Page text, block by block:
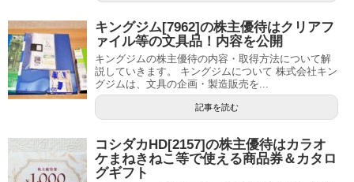
キングジム[7962]の株主優待はクリアフ
ァイル等の文具品！内容を公開
キングジムの株主優待の内容・取得方法について解
説していきます。 キングジムについて 株式会社キン
グジムは、文具の企画・製造販売を...
記事を読む
コシダカHD[2157]の株主優待はカラオ
ケまねきねこ等で使える商品券＆カタロ
グギフト